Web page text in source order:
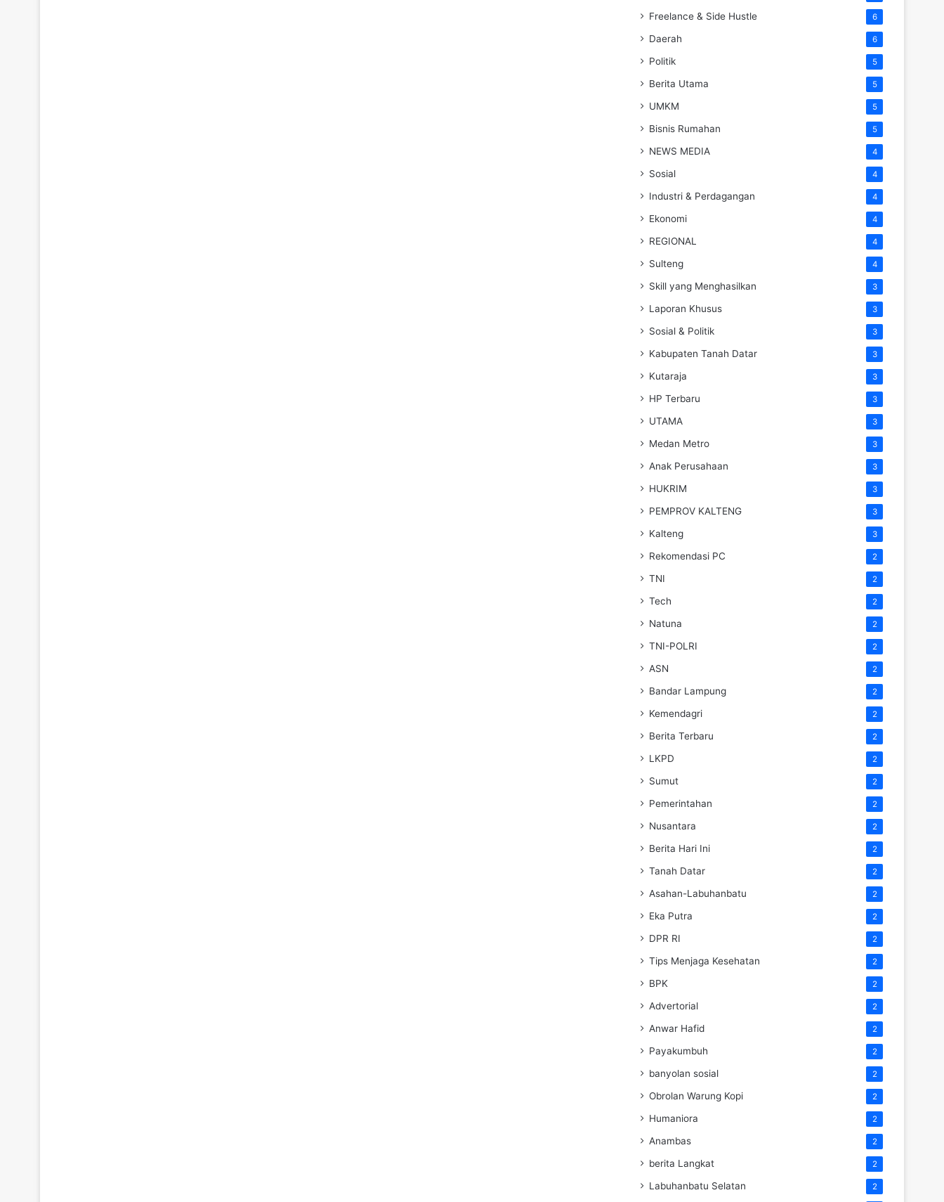
Freelance & Side Hustle 6
Daerah 6
Politik 5
Berita Utama 5
UMKM 5
Bisnis Rumahan 5
NEWS MEDIA 4
Sosial 4
Industri & Perdagangan 4
Ekonomi 4
REGIONAL 4
Sulteng 4
Skill yang Menghasilkan 3
Laporan Khusus 3
Sosial & Politik 3
Kabupaten Tanah Datar 3
Kutaraja 3
HP Terbaru 3
UTAMA 3
Medan Metro 3
Anak Perusahaan 3
HUKRIM 3
PEMPROV KALTENG 3
Kalteng 3
Rekomendasi PC 2
TNI 2
Tech 2
Natuna 2
TNI-POLRI 2
ASN 2
Bandar Lampung 2
Kemendagri 2
Berita Terbaru 2
LKPD 2
Sumut 2
Pemerintahan 2
Nusantara 2
Berita Hari Ini 2
Tanah Datar 2
Asahan-Labuhanbatu 2
Eka Putra 2
DPR RI 2
Tips Menjaga Kesehatan 2
BPK 2
Advertorial 2
Anwar Hafid 2
Payakumbuh 2
banyolan sosial 2
Obrolan Warung Kopi 2
Humaniora 2
Anambas 2
berita Langkat 2
Labuhanbatu Selatan 2